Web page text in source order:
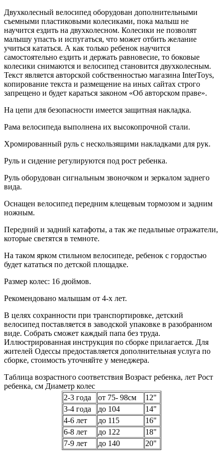
Двухколесный велосипед оборудован дополнительными
съемными пластиковыми колесиками, пока малыш не
научится ездить на двухколесном. Колесики не позволят
малышу упасть и испугаться, что может отбить желание
учиться кататься. А как только ребенок научится
самостоятельно ездить и держать равновесие, то боковые
колесики снимаются и велосипед становится двухколесным.
Текст является авторской собственностью магазина InterToys,
копирование текста и размещение на иных сайтах строго
запрещено и будет караться законом «Об авторском праве».
На цепи для безопасности имеется защитная накладка.
Рама велосипеда выполнена их высокопрочной стали.
Хромированный руль с нескользящими накладками для рук.
Руль и сидение регулируются под рост ребенка.
Руль оборудован сигнальным звоночком и зеркалом заднего
вида.
Оснащен велосипед передним клещевым тормозом и задним
ножным.
Передний и задний катафоты, а так же педальные отражатели,
которые светятся в темноте.
На таком ярком стильном велосипеде, ребенок с гордостью
будет кататься по детской площадке.
Размер колес: 16 дюймов.
Рекомендовано малышам от 4-х лет.
В целях сохранности при транспортировке, детский
велосипед поставляется в заводской упаковке в разобранном
виде. Собрать сможет каждый папа без труда.
Иллюстрированная инструкция по сборке прилагается. Для
жителей Одессы предоставляется дополнительная услуга по
сборке, стоимость уточняйте у менеджера.
Таблица возрастного соответствия Возраст ребенка, лет Рост
ребенка, см Диаметр колес
2-3 года
от 75- 98см
12"
3-4 года
до 104
14"
4-6 лет
до 115
16"
6-8 лет
до 122
18"
7-9 лет
до 140 20"